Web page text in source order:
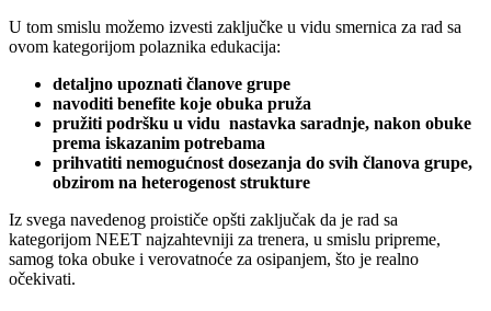
U tom smislu možemo izvesti zaključke u vidu smernica za rad sa
ovom kategorijom polaznika edukacija:
detaljno upoznati članove grupe
navoditi benefite koje obuka pruža
pružiti podršku u vidu nastavka saradnje, nakon obuke
prema iskazanim potrebama
prihvatiti nemogućnost dosezanja do svih članova grupe,
obzirom na heterogenost strukture
Iz svega navedenog proističe opšti zaključak da je rad sa
kategorijom NEET najzahtevniji za trenera, u smislu pripreme,
samog toka obuke i verovatnoće za osipanjem, što je realno
očekivati.